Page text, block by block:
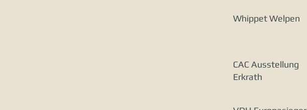
Whippet Welpen
CAC Ausstellung
Erkrath